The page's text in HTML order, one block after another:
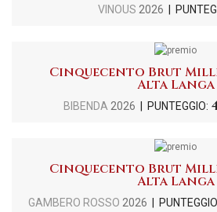
VINOUS 2026 |
Cinquecento Brut
Alta Langa
BIBENDA 2026 | PUNTEGGIO:
Cinquecento Brut
Alta Langa
GAMBERO ROSSO 2026 |